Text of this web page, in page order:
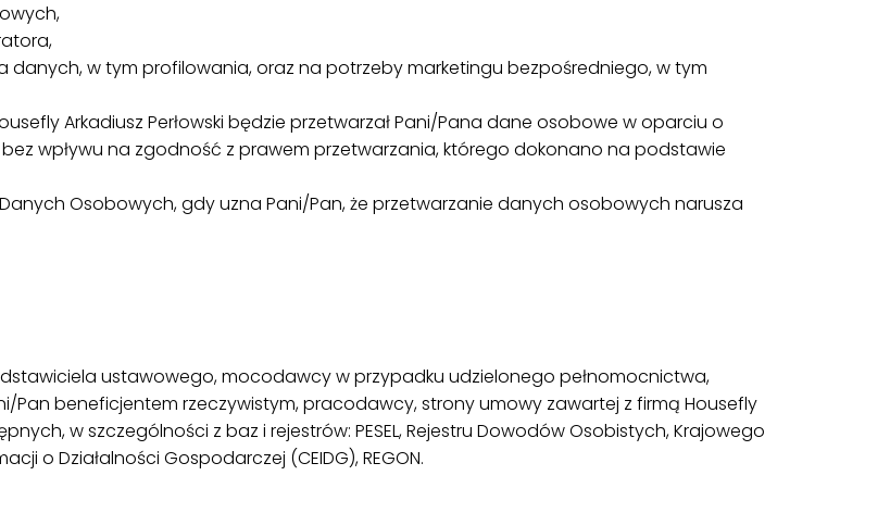
w tym profilowania, oraz na potrzeby marketingu bezpośredniego, w tym
Arkadiusz Perłowski będzie przetwarzał Pani/Pana dane osobowe w oparciu o
wpływu na zgodność z prawem przetwarzania, którego dokonano na podstawie
Osobowych, gdy uzna Pani/Pan, że przetwarzanie danych osobowych narusza
ustawowego, mocodawcy w przypadku udzielonego pełnomocnictwa,
Pan beneficjentem rzeczywistym, pracodawcy, strony umowy zawartej z firmą Housefly
w szczególności z baz i rejestrów: PESEL, Rejestru Dowodów Osobistych, Krajowego
o Działalności Gospodarczej (CEIDG), REGON.